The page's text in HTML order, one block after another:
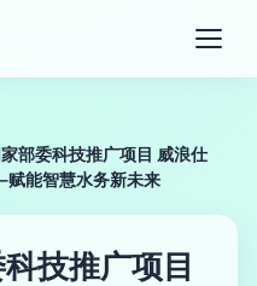
部委科技推广项目 威浪仕
能智慧水务新未来
技推广项目